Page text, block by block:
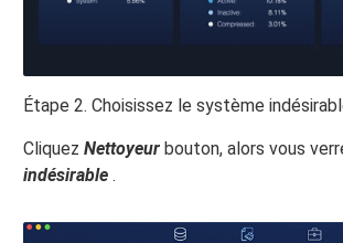
Étape 2. Choisissez le système
CliquezNettoyeurbouton, alors vous
indésirable .